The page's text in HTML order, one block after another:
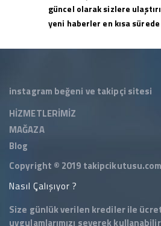
güncel olarak sizlere
yeni haberler en kısa
instagram beğeni ve takipçi sitesi
HİZMETLERİMİZ
MAĞAZA
Blog
Copyright © 2019 takipcikutusu.com
Nasıl Çalışıyor ?
Size günlük verilen krediler ile
uygulamlarımızı severek